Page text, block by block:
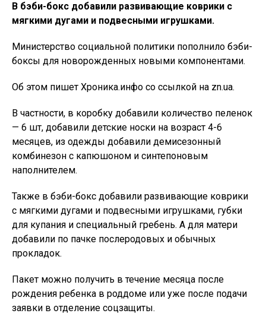
В бэби-бокс добавили развивающие коврики с
мягкими дугами и подвесными игрушками.
Министерство социальной политики пополнило бэби-
боксы для новорожденных новыми компонентами.
Об этом пишет Хроника.инфо со ссылкой на zn.ua.
В частности, в коробку добавили количество пеленок
— 6 шт, добавили детские носки на возраст 4-6
месяцев, из одежды добавили демисезонный
комбинезон с капюшоном и синтепоновым
наполнителем.
Также в бэби-бокс добавили развивающие коврики
с мягкими дугами и подвесными игрушками, губки
для купания и специальный гребень. А для матери
добавили по пачке послеродовых и обычных
прокладок.
Пакет можно получить в течение месяца после
рождения ребенка в роддоме или уже после подачи
заявки в отделение соцзащиты.